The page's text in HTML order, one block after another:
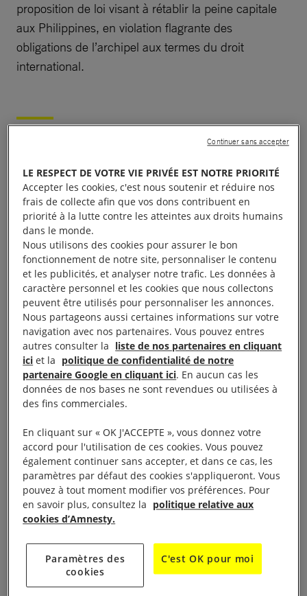
proposition de loi visant à rétablir la peine capitale
aux Philippines, en violation flagrante des
obligations de l’archipel aux termes du droit
international.
Un retour en arrière
Depuis la suspension de la peine capitale en 2006,
lesPhilippinesont été de fervents défenseurs de
l’abolition au sein de la communauté internationale.
Le pays a, entre autres, milité pour que les
condamnations à mort prononcées à l’étranger
contre des ressortissants philippins, notamment des
travailleurs émigrés, soient commuées. Cette
proposition de loi marque donc un véritable
changement de cap pour l’archipel. Considérée
comme l’un des piliers de la « guerre antidrogue »
lancée par le président Duerte, cette proposition de
loi a été adoptée mardi dernier par 216 voix pour et
capitalela production, le trafic de drogue, à
l’exception de la simple possession et prévoit
également l’abaissement de l’âge de la
responsabilité pénale de 15 à 9 ans. Les Philippines
avaient pourtant ratifié en 2007 un traité
international interdisant catégoriquement les
exécutions et imposant l’abolition de la peine de
mort. Légalement, le pays ne peut en aucun cas
revenir sur cette obligation.
LE RESPECT DE VOTRE VIE PRIVÉE EST NOTRE PRIORITÉ
Accepter les cookies, c'est nous soutenir et réduire nos
frais de collecte afin que vos dons contribuent en
priorité à la lutte contre les atteintes aux droits humains
dans le monde.
Nous utilisons des cookies pour assurer le bon
fonctionnement de notre site, personnaliser le contenu
et les publicités, et analyser notre trafic. Les données à
caractère personnel et les cookies que nous collectons
peuvent être utilisés pour personnaliser les annonces.
Nous partageons aussi certaines informations sur votre
navigation avec nos partenaires. Vous pouvez entres
autres consulter la liste de nos partenaires en cliquant
ici et la politique de confidentialité de notre
partenaire Google en cliquant ici. En aucun cas les
données de nos bases ne sont revendues ou utilisées à
des fins commerciales.
En cliquant sur « OK J'ACCEPTE », vous donnez votre
accord pour l'utilisation de ces cookies. Vous pouvez
également continuer sans accepter, et dans ce cas, les
paramètres par défaut des cookies s'appliqueront. Vous
pouvez à tout moment modifier vos préférences. Pour
en savoir plus, consultez la politique relative aux
cookies d’Amnesty.
Paramètres des
cookies
C'est OK pour moi
Continuer sans accepter